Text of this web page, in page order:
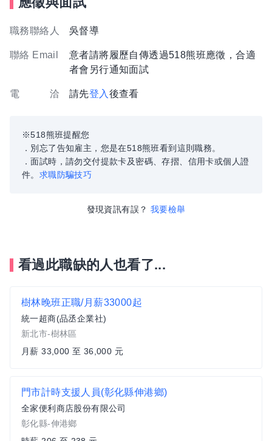
職務聯絡人 吳督導
聯絡 Email
意者請將履歷自傳透過518熊班應徵，合適
者會另行通知面試
電 洽 請先登入 後查看
※518熊班提醒您
．別忘了告知雇主，您是在518熊班看到這則職務。
．面試時，請勿交付提款卡及密碼、存摺、信用卡或個人證
件。 求職防騙技巧
發現資訊有誤？ 我要檢舉
看過此職缺的人也看了...
樹林晚班正職/月薪33000起
統一超商(品丞企業社)
新北市-樹林區
月薪 33,000 至 36,000 元
門市計時支援人員(彰化縣伸港鄉)
全家便利商店股份有限公司
彰化縣-伸港鄉